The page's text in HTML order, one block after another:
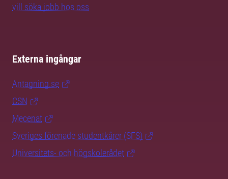
vill söka jobb hos oss
Externa ingångar
Antagning.se
CSN
Mecenat
Sveriges förenade studentkårer (SFS)
Universitets- och högskolerådet